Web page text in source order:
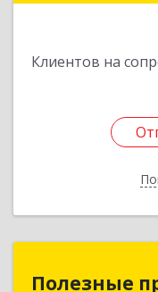
Клиентов на
Полезные